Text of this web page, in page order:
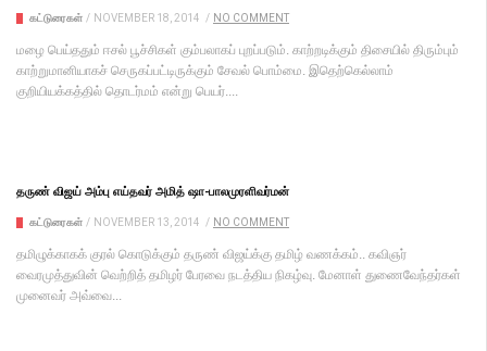
கட்டுரைகள் / NOVEMBER 18, 2014 / NO COMMENT
மழை பெய்ததும் ஈசல் பூச்சிகள் கும்பலாகப் புறப்படும். காற்றடிக்கும் திசையில் திரும்பும்
காற்றுமானியாகச் செருகப்பட்டிருக்கும் சேவல் பொம்மை. இதெற்கெல்லாம்
குறியியக்கத்தில் தொடர்மம் என்று பெயர்....
தருண் விஜய் அம்பு எய்தவர் அமித் ஷா-பாலமுரளிவர்மன்
கட்டுரைகள் / NOVEMBER 13, 2014 / NO COMMENT
தமிழுக்காகக் குரல் கொடுக்கும் தருண் விஜய்க்கு தமிழ் வணக்கம்.. கவிஞர்
வைரமுத்துவின் வெற்றித் தமிழர் பேரவை நடத்திய நிகழ்வு. மேனாள் துணைவேந்தர்கள்
முனைவர் அவ்வை...